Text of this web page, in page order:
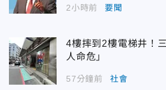
2小時前 要聞
4樓摔到2樓電梯井！
人命危」
57分鐘前 社會